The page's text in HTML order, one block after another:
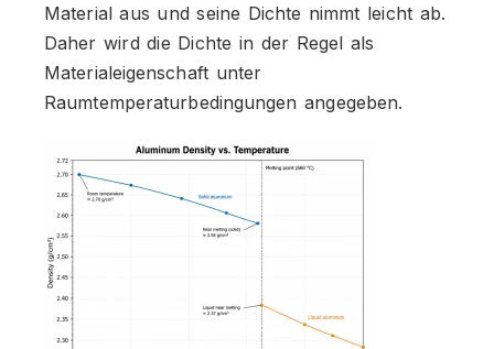
Material aus und seine Dichte nimmt leicht ab.
Daher wird die Dichte in der Regel als
Materialeigenschaft unter
Raumtemperaturbedingungen angegeben.